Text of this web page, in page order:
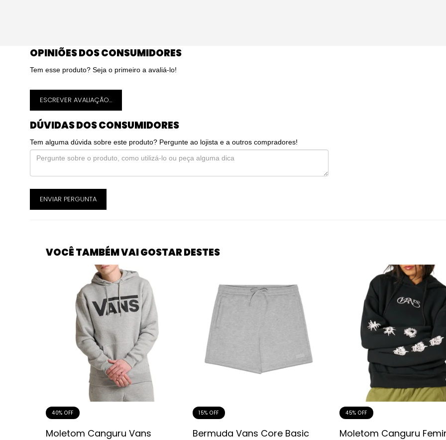
OPINIÕES DOS CONSUMIDORES
Tem esse produto? Seja o primeiro a avaliá-lo!
ESCREVER AVALIAÇÃO...
DÚVIDAS DOS CONSUMIDORES
Tem alguma dúvida sobre este produto? Pergunte ao lojista e a outros compradores!
ENVIAR PERGUNTA
VOCÊ TAMBÉM VAI GOSTAR DESTES
40% OFF
Moletom Canguru Vans
15% OFF
Bermuda Vans Core Basic
45% OFF
Moletom Canguru